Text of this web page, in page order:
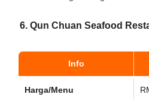
6. Qun Chuan Seafood
Info
Harga/Menu